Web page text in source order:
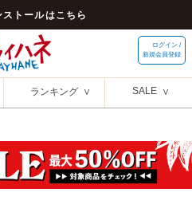
トールはこちら
ログイン /
新規会員登録
ランキング SALE